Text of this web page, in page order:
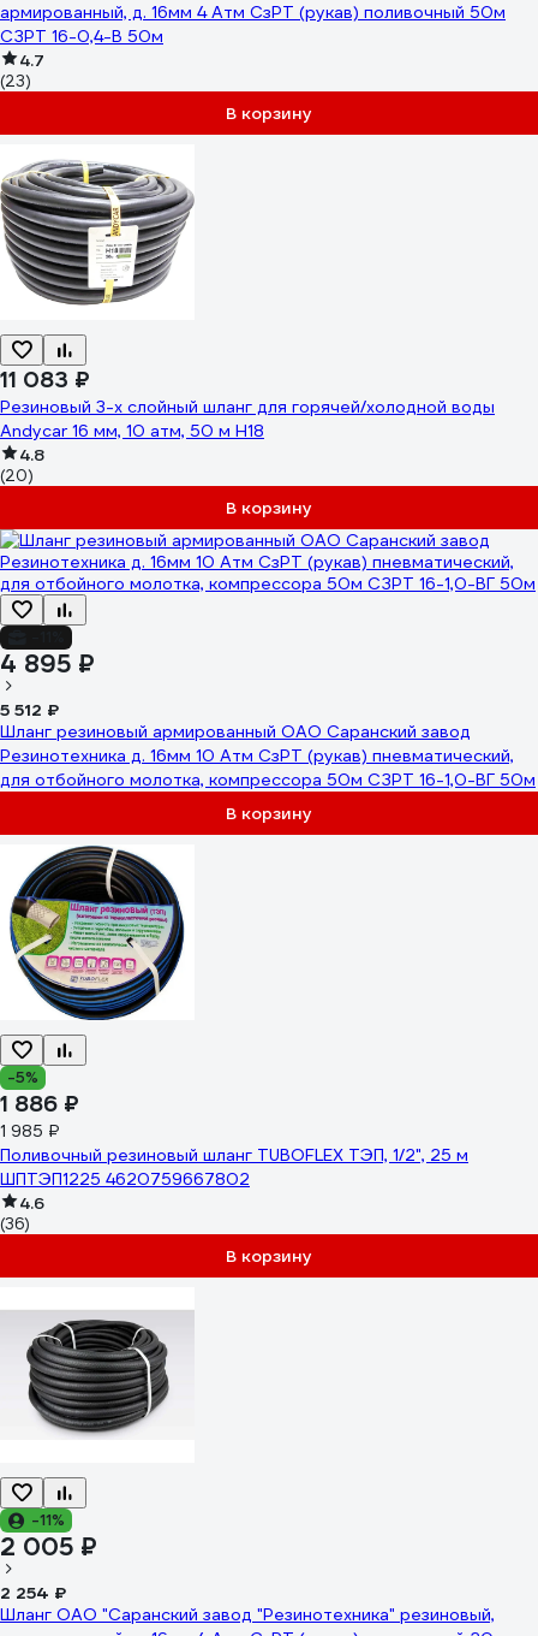
армированный, д. 16мм 4 Атм СзРТ (рукав) поливочный 50м
СЗРТ 16-0,4-В 50м
4.7
(23)
В корзину
11 083 ₽
Резиновый 3-х слойный шланг для горячей/холодной воды
Andycar 16 мм, 10 атм, 50 м H18
4.8
(20)
В корзину
4 895 ₽
5 512 ₽
Шланг резиновый армированный ОАО Саранский завод
Резинотехника д. 16мм 10 Атм СзРТ (рукав) пневматический,
для отбойного молотка, компрессора 50м СЗРТ 16-1,0-ВГ 50м
В корзину
-5%
1 886 ₽
1 985 ₽
Поливочный резиновый шланг TUBOFLEX ТЭП, 1/2", 25 м
ШПТЭП1225 4620759667802
4.6
(36)
В корзину
-11%
2 005 ₽
2 254 ₽
Шланг ОАО "Саранский завод "Резинотехника" резиновый,